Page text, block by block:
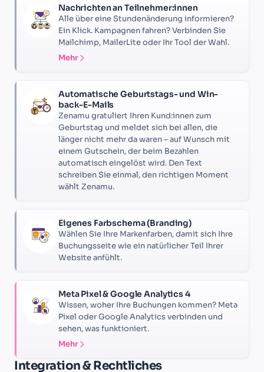
Nachrichten an Teilnehmer:innen
Alle über eine Stundenänderung informieren?
Ein Klick. Kampagnen fahren? Verbinden Sie
Mailchimp, MailerLite oder Ihr Tool der Wahl.
Mehr
Automatische Geburtstags- und Win-
back-E-Mails
Zenamu gratuliert Ihren Kund:innen zum
Geburtstag und meldet sich bei allen, die
länger nicht mehr da waren – auf Wunsch mit
einem Gutschein, der beim Bezahlen
automatisch eingelöst wird. Den Text
schreiben Sie einmal, den richtigen Moment
wählt Zenamu.
Eigenes Farbschema (Branding)
Wählen Sie Ihre Markenfarben, damit sich Ihre
Buchungsseite wie ein natürlicher Teil Ihrer
Website anfühlt.
Meta Pixel & Google Analytics 4
Wissen, woher Ihre Buchungen kommen? Meta
Pixel oder Google Analytics verbinden und
sehen, was funktioniert.
Mehr
Integration & Rechtliches